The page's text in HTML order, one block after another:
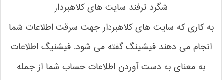
شگرد ترفند سایت های کلاهبردار
به کاری که سایت های کلاهبردار جهت سرقت اطلاعات شما
انجام می دهند فیشینگ گفته می شود. فیشنیگ اطلاعات
به معنای به دست آوردن اطلاعات حساب شما از جمله